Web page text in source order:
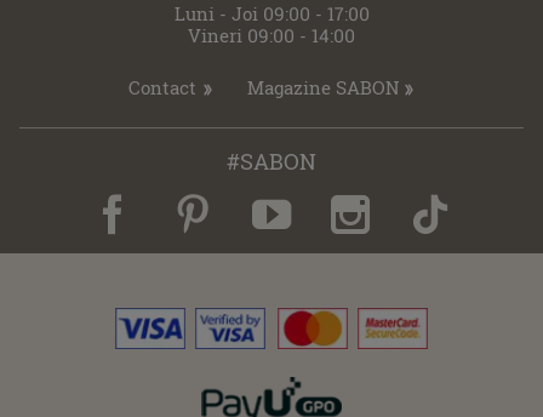
Luni - Joi 09:00 - 17:00
Vineri 09:00 - 14:00
Contact Magazine SABON
#SABON